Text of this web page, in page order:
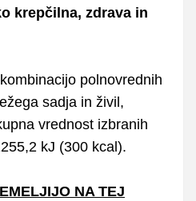
krepčilna, zdrava in
polnovrednih
sadja in živil,
vrednost izbranih
kJ (300 kcal).
NA TEJ